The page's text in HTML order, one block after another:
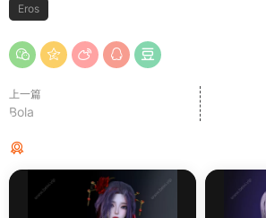
Eros
上一篇
Bola